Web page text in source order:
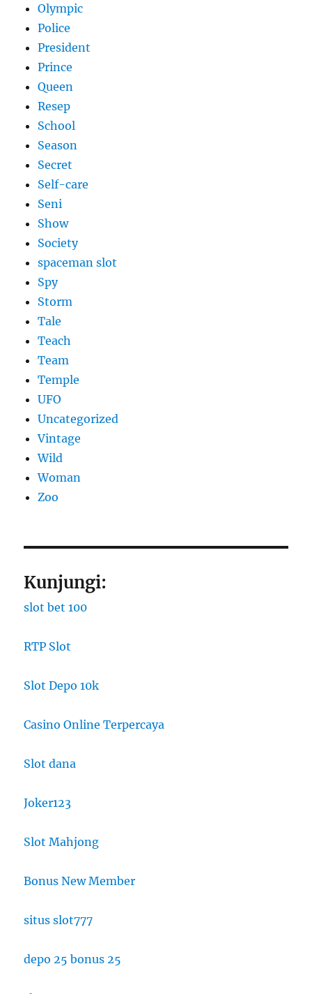
Olympic
Police
President
Prince
Queen
Resep
School
Season
Secret
Self-care
Seni
Show
Society
spaceman slot
Spy
Storm
Tale
Teach
Team
Temple
UFO
Uncategorized
Vintage
Wild
Woman
Zoo
Kunjungi:
slot bet 100
RTP Slot
Slot Depo 10k
Casino Online Terpercaya
Slot dana
Joker123
Slot Mahjong
Bonus New Member
situs slot777
depo 25 bonus 25